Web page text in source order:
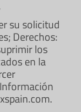
su solicitud
Derechos:
los
en la